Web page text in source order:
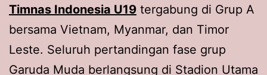
Timnas Indonesia U19 tergabung di Grup A
bersama Vietnam, Myanmar, dan Timor
Leste. Seluruh pertandingan fase grup
Garuda Muda berlangsung di Stadion Utama